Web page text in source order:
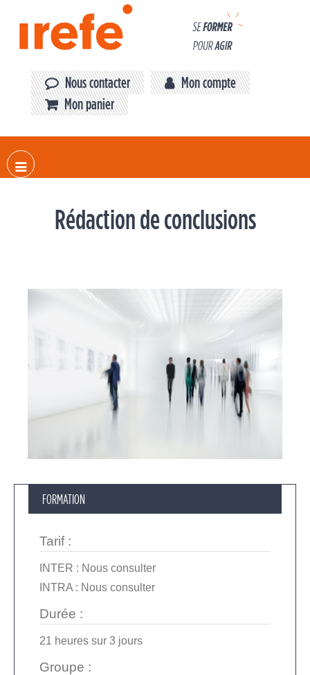
Nous contacter
Mon compte
Mon panier
Rédaction de conclusions
FORMATION
Tarif:
INTER : Nous consulter
INTRA : Nous consulter
Durée :
21 heures sur 3 jours
Groupe :
Panneau de gestion des cookies